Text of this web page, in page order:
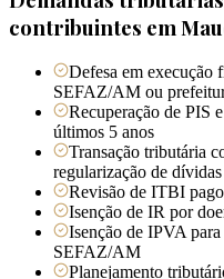
contribuintes em
Defesa em execução
SEFAZ/AM ou
Recuperação de PIS
últimos 5 anos
Transação tributária
regularização de dívidas
Revisão de ITBI
Isenção de IR por
Isenção de IPVA
SEFAZ/AM
Planejamento